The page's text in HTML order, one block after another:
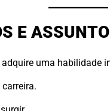
E
uma habilidade